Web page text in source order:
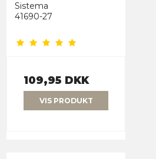
Sistema
41690-27
109,95 DKK
VIS PRODUKT